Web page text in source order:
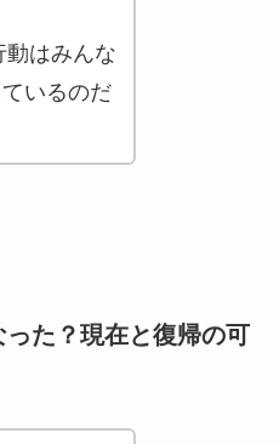
動はみんな
いるのだ
た？現在と復帰の可